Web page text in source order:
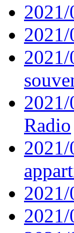
2021/
2021/
Radio